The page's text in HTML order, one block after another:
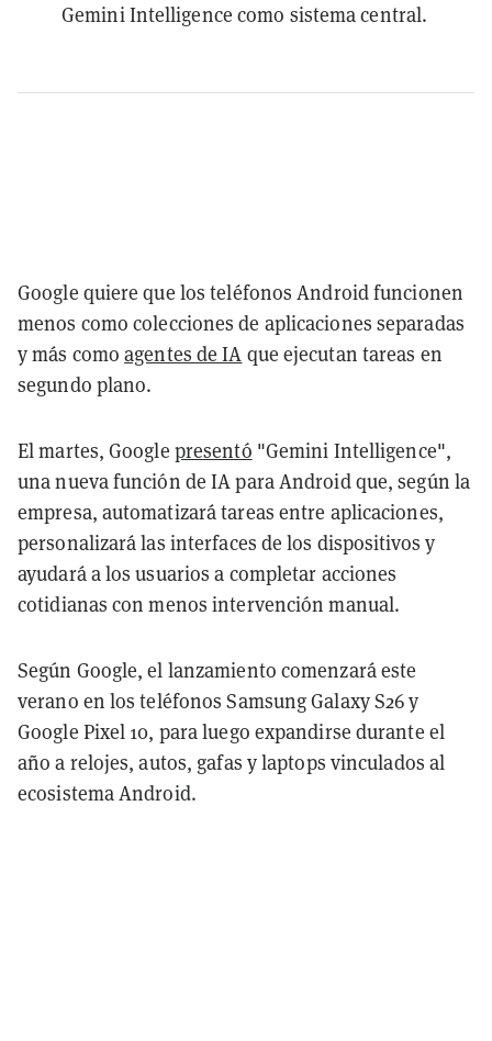
Gemini Intelligence como sistema central.
Google quiere que los teléfonos Android funcionen
menos como colecciones de aplicaciones separadas
y más comoagentes de IA que ejecutan tareas en
segundo plano.
El martes, Google presentó "Gemini Intelligence",
una nueva función de IA para Android que, según la
empresa, automatizará tareas entre aplicaciones,
personalizará las interfaces de los dispositivos y
ayudará a los usuarios a completar acciones
cotidianas con menos intervención manual.
Según Google, el lanzamiento comenzará este
verano en los teléfonos Samsung Galaxy S26 y
Google Pixel 10, para luego expandirse durante el
año a relojes, autos, gafas y laptops vinculados al
ecosistema Android.